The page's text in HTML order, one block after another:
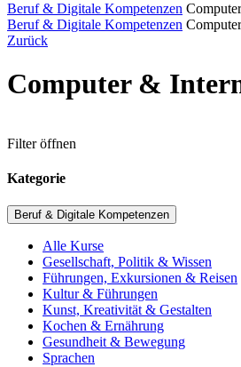
Beruf & Digitale Kompetenzen
Beruf & Digitale Kompetenzen
Zurück
Computer &
Filter öffnen
Kategorie
Beruf & Digitale Kompetenzen
Alle Kurse
Gesellschaft, Politik & Wissen
Führungen, Exkursionen & Reisen
Kultur & Führungen
Kunst, Kreativität & Gestalten
Kochen & Ernährung
Gesundheit & Bewegung
Sprachen